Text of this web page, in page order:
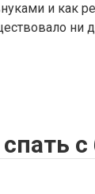
и как
ни